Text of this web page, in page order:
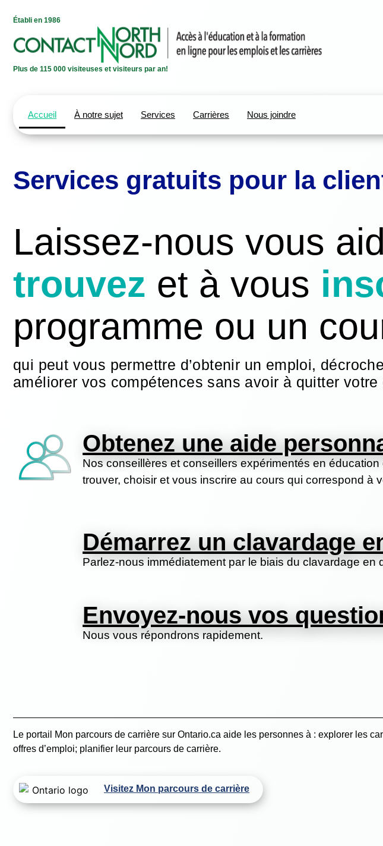
Établi en 1986
Plus de 115 000 visiteuses et visiteurs par an!
Accueil À notre sujet Services Carrières Nous joindre
Services gratuits pour la
Laissez-nous vous
trouvez et à vous
programme ou un
qui peut vous permettre d’obtenir un emploi,
améliorer vos compétences sans avoir à quitter votre
Obtenez une aide
Nos conseillères et conseillers expérimentés en
trouver, choisir et vous inscrire au cours qui correspond à
Démarrez un clavardage
Parlez-nous immédiatement par le biais du clavardage en
Envoyez-nous vos
Nous vous répondrons rapidement.
Le portail Mon parcours de carrière sur Ontario.ca aide les personnes à : explorer les
offres d’emploi; planifier leur parcours de carrière.
Visitez Mon parcours de carrière